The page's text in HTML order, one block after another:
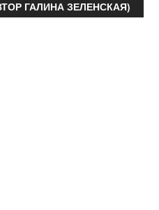
ГАЛИНА ЗЕЛЕНСКАЯ)